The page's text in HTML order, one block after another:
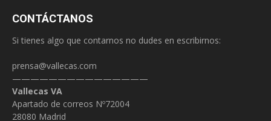
CONTÁCTANOS
Si tienes algo que contarnos no dudes en escribirnos:
prensa@vallecas.com
———————————————
Vallecas VA
Apartado de correos Nº72004
28080 Madrid